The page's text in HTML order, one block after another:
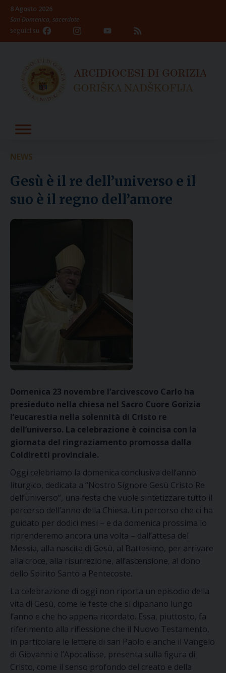
Skip
content
8 Agosto 2026
San Domenico, sacerdote
seguici su Facebook InstagramYouTube
Channel
NEWS
Gesù è il re dell’universo e il
suo è il regno dell’amore
Domenica 23 novembre l’arcivescovo Carlo ha
presieduto nella chiesa nel Sacro Cuore Gorizia
l’eucarestia nella solennità di Cristo re
dell’universo. La celebrazione è coincisa con la
giornata del ringraziamento promossa dalla
Coldiretti provinciale.
Oggi celebriamo la domenica conclusiva dell’anno
liturgico, dedicata a “Nostro Signore Gesù Cristo Re
dell’universo”, una festa che vuole sintetizzare tutto il
percorso dell’anno della Chiesa. Un percorso che ci ha
guidato per dodici mesi – e da domenica prossima lo
riprenderemo ancora una volta – dall’attesa del
Messia, alla nascita di Gesù, al Battesimo, per arrivare
alla croce, alla risurrezione, all’ascensione, al dono
dello Spirito Santo a Pentecoste.
La celebrazione di oggi non riporta un episodio della
vita di Gesù, come le feste che si dipanano lungo
l’anno e che ho appena ricordato. Essa, piuttosto, fa
riferimento alla riflessione che il Nuovo Testamento,
in particolare le lettere di san Paolo e anche il Vangelo
di Giovanni e l’Apocalisse, presenta sulla figura di
Cristo, come il senso profondo del creato e della